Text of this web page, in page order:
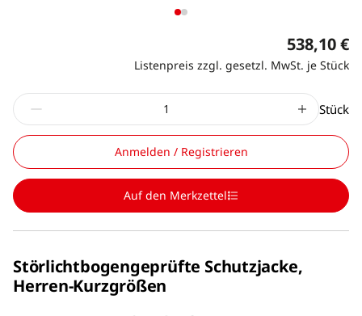
538,10 €
Listenpreis zzgl. gesetzl. MwSt. je Stück
Stück
Anmelden / Registrieren
Auf den Merkzettel
Störlichtbogengeprüfte Schutzjacke,
Herren-Kurzgrößen